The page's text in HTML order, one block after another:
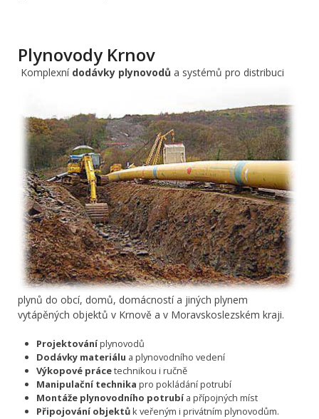
Plynovody Krnov
Komplexní dodávky plynovodů a systémů pro distribuci
plynů do obcí, domů, domácností a jiných plynem
vytápěných objektů v Krnově a v Moravskoslezském kraji.
Projektováníplynovodů
Dodávky materiálu a plynovodního vedení
Výkopové prácetechnikou i ručně
Manipulační technika pro pokládání potrubí
Montáže plynovodního potrubía přípojných míst
Připojování objektůk veřeným i privátním plynovodům.